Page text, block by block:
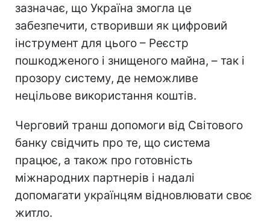
зазначає, що Україна змогла це
забезпечити, створивши як цифровий
інструмент для цього – Реєстр
пошкодженого і знищеного майна, – так і
прозору систему, де неможливе
нецільове використання коштів.
Черговий транш допомоги від Світового
банку свідчить про те, що система
працює, а також про готовність
міжнародних партнерів і надалі
допомагати українцям відновлювати своє
житло.